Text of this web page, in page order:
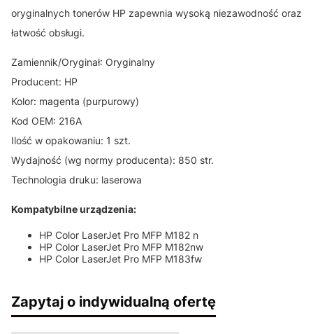
oryginalnych tonerów HP zapewnia wysoką niezawodność oraz
łatwość obsługi.
Zamiennik/Oryginał: Oryginalny
Producent: HP
Kolor: magenta (purpurowy)
Kod OEM: 216A
Ilość w opakowaniu: 1 szt.
Wydajność (wg normy producenta): 850 str.
Technologia druku: laserowa
Kompatybilne urządzenia:
HP Color LaserJet Pro MFP M182 n
HP Color LaserJet Pro MFP M182nw
HP Color LaserJet Pro MFP M183fw
Zapytaj o indywidualną ofertę